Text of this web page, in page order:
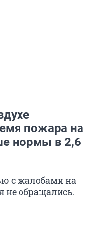
пожара на
нормы в 2,6
с жалобами на
не обращались.